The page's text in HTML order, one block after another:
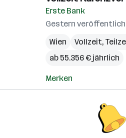
Erste Bank
Gestern
Wien
Vollzeit,
ab 55.356 € jährlich
Merken